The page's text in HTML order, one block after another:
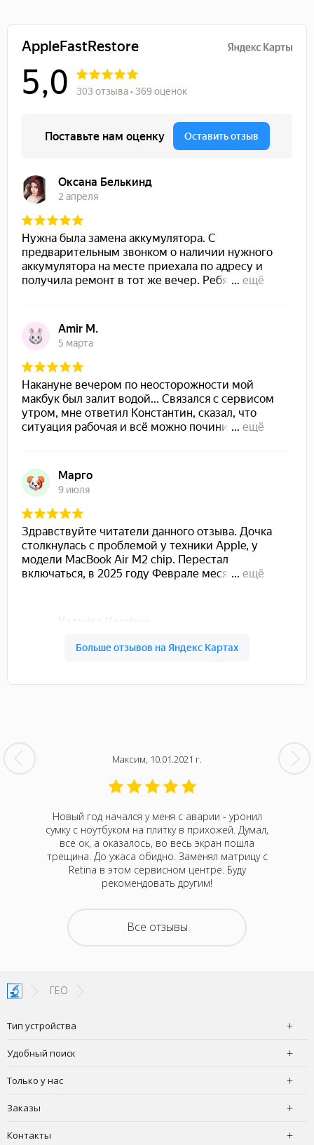
Максим, 10.01.2021 г.
Новый год начался у меня с аварии - уронил
сумку с ноутбуком на плитку в прихожей. Думал,
все ок, а оказалось, во весь экран пошла
трещина. До ужаса обидно. Заменял матрицу с
Retina в этом сервисном центре. Буду
рекомендовать другим!
Все отзывы
ГЕО
Тип устройства
Удобный поиск
Только у нас
Заказы
Контакты